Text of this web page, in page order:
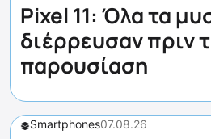
Pixel 11: Όλα τα
διέρρευσαν πριν
παρουσίαση
Smartphones07.08.26